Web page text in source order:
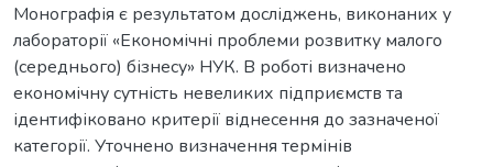
Монографія є результатом досліджень, виконаних у
лабораторії «Економічні проблеми розвитку малого
(середнього) бізнесу» НУК. В роботі визначено
економічну сутність невеликих підприємств та
ідентифіковано критерії віднесення до зазначеної
категорії. Уточнено визначення термінів